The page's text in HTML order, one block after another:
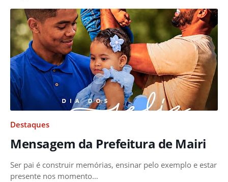
Destaques
Mensagem da Prefeitura de Mairi
Ser pai é construir memórias, ensinar pelo exemplo e estar
presente nos momento…